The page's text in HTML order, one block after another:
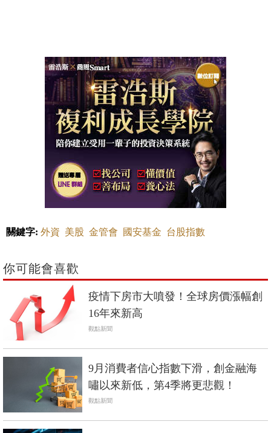
關鍵字: 外資 美股 金管會 國安基金 台股指數
你可能會喜歡
疫情下房市大噴發！全球房價漲幅創
16年來新高
觀點新聞
9月消費者信心指數下滑，創金融海
嘯以來新低，第4季將更悲觀！
觀點新聞